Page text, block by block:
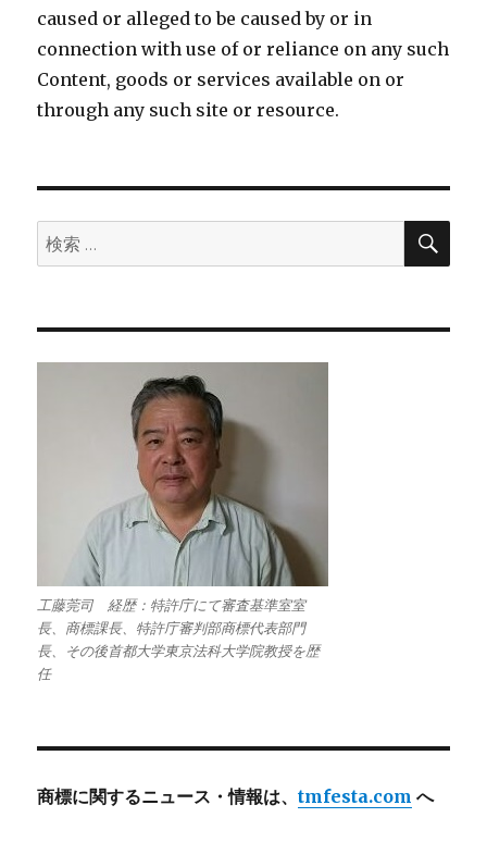
caused or alleged to be caused by or in
connection with use of or reliance on any such
Content, goods or services available on or
through any such site or resource.
検
索:
検
工藤莞司 経歴：特許庁にて審査基準室室
長、商標課長、特許庁審判部商標代表部門
長、その後首都大学東京法科大学院教授を歴
任
商標に関するニュース・情報は、tmfesta.com へ